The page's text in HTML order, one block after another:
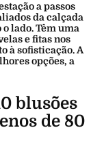
a passos
da calçada
lado. Têm uma
e fitas nos
à sofisticação. A
opções, a
blusões
de 80